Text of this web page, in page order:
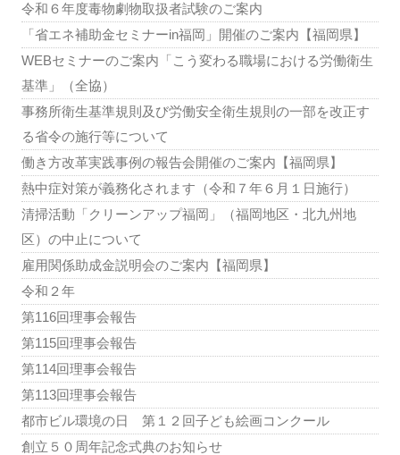
令和６年度毒物劇物取扱者試験のご案内
「省エネ補助金セミナーin福岡」開催のご案内【福岡県】
WEBセミナーのご案内「こう変わる職場における労働衛生
基準」（全協）
事務所衛生基準規則及び労働安全衛生規則の一部を改正す
る省令の施行等について
働き方改革実践事例の報告会開催のご案内【福岡県】
熱中症対策が義務化されます（令和７年６月１日施行）
清掃活動「クリーンアップ福岡」（福岡地区・北九州地
区）の中止について
雇用関係助成金説明会のご案内【福岡県】
令和２年
第116回理事会報告
第115回理事会報告
第114回理事会報告
第113回理事会報告
都市ビル環境の日 第１２回子ども絵画コンクール
創立５０周年記念式典のお知らせ